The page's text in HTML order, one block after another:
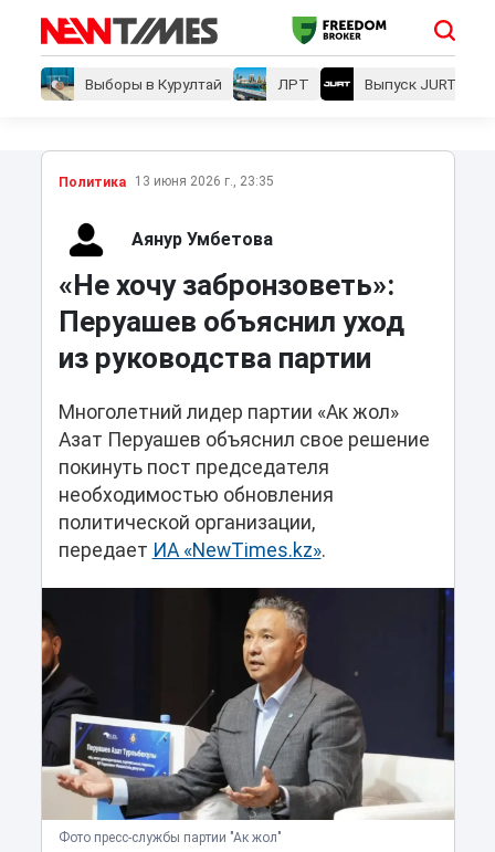
Выборы в Курултай ЛРТ Выпуск JURT
Политика 13 июня 2026 г., 23:35
Аянур Умбетова
«Не хочу забронзоветь»:
Перуашев объяснил уход
из руководства партии
Многолетний лидер партии «Ак жол»
Азат Перуашев объяснил свое решение
покинуть пост председателя
необходимостью обновления
политической организации,
передает ИА «NewTimes.kz».
Фото пресс-службы партии "Ак жол"